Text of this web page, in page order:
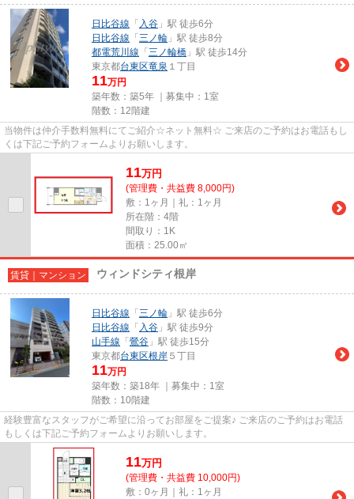
日比谷線 「 入谷 」駅 徒歩6分
日比谷線 「 三ノ輪 」駅 徒歩8分
都電荒川線 「 三ノ輪橋 」駅 徒歩14分
東京都台東区竜泉 １丁目
11万円
築年数：築5年 ｜募集中： 1室
階数：12階建
当物件は仲介手数料無料にてご紹介☆ネット無料☆ ご来店のご予約はお電話もし
くは下記ご予約フォームよりお願いします。
11万円
(管理費・共益費 8,000円)
敷：1ヶ月｜礼：1ヶ月
所在階：4階
間取り：1K
面積：25.00㎡
賃貸｜マンション ウィンドシティ根岸
日比谷線 「 三ノ輪 」駅 徒歩6分
日比谷線 「 入谷 」駅 徒歩9分
山手線 「 鶯谷 」駅 徒歩15分
東京都台東区根岸 ５丁目
11万円
築年数：築18年 ｜募集中： 1室
階数：10階建
経験豊富なスタッフがご希望に沿ってお部屋をご提案♪ ご来店のご予約はお電話
もしくは下記ご予約フォームよりお願いします。
11万円
(管理費・共益費 10,000円)
敷：0ヶ月｜礼：1ヶ月